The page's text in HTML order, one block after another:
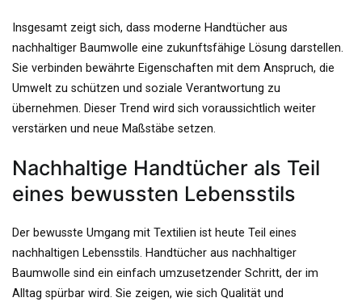
Insgesamt zeigt sich, dass moderne Handtücher aus
nachhaltiger Baumwolle eine zukunftsfähige Lösung darstellen.
Sie verbinden bewährte Eigenschaften mit dem Anspruch, die
Umwelt zu schützen und soziale Verantwortung zu
übernehmen. Dieser Trend wird sich voraussichtlich weiter
verstärken und neue Maßstäbe setzen.
Nachhaltige Handtücher als Teil
eines bewussten Lebensstils
Der bewusste Umgang mit Textilien ist heute Teil eines
nachhaltigen Lebensstils. Handtücher aus nachhaltiger
Baumwolle sind ein einfach umzusetzender Schritt, der im
Alltag spürbar wird. Sie zeigen, wie sich Qualität und